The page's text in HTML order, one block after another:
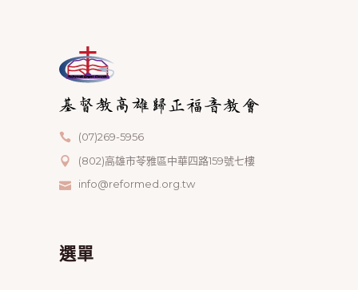
(07)269-5956
(802)高雄市苓雅區中華四路159號七樓
info@reformed.org.tw
選單